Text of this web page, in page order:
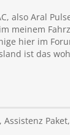
also Aral
meinem
hier im
ist das